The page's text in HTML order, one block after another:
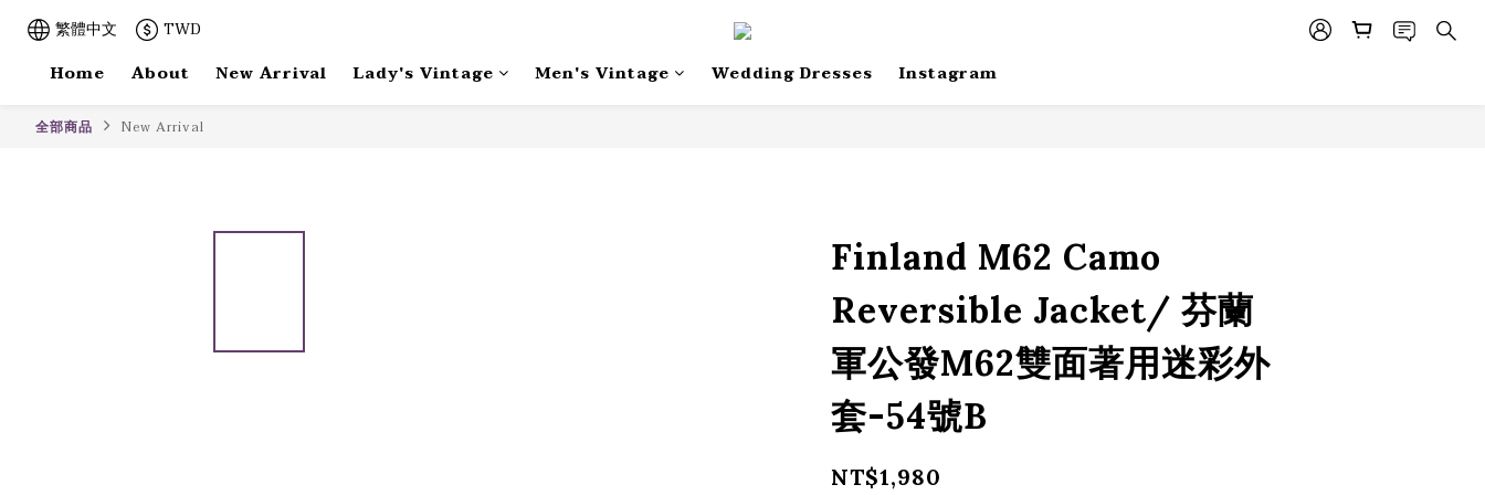
繁體中文
TWD
Home
About New Arrival Lady's Vintage Men's Vintage Wedding Dresses Instagram
全部商品 New Arrival
Finland M62 Camo
Reversible Jacket/ 芬蘭
軍公發M62雙面著用迷彩外
套-54號B
NT$1,980